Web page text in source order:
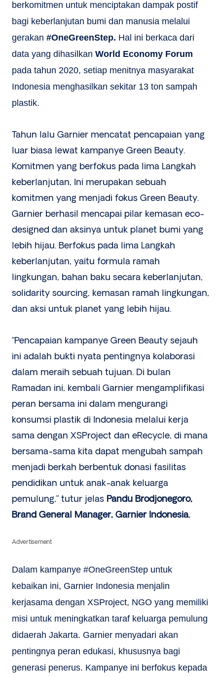
berkomitmen untuk menciptakan dampak postif
bagi keberlanjutan bumi dan manusia melalui
gerakan #OneGreenStep. Hal ini berkaca dari
data yang dihasilkan World Economy Forum
pada tahun 2020, setiap menitnya masyarakat
Indonesia menghasilkan sekitar 13 ton sampah
plastik.
Tahun lalu Garnier mencatat pencapaian yang
luar biasa lewat kampanye Green Beauty.
Komitmen yang berfokus pada lima Langkah
keberlanjutan, Ini merupakan sebuah
komitmen yang menjadi fokus Green Beauty.
Garnier berhasil mencapai pilar kemasan eco-
designed dan aksinya untuk planet bumi yang
lebih hijau. Berfokus pada lima Langkah
keberlanjutan, yaitu formula ramah
lingkungan, bahan baku secara keberlanjutan,
solidarity sourcing, kemasan ramah lingkungan,
dan aksi untuk planet yang lebih hijau.
“Pencapaian kampanye Green Beauty sejauh
ini adalah bukti nyata pentingnya kolaborasi
dalam meraih sebuah tujuan. Di bulan
Ramadan ini, kembali Garnier mengamplifikasi
peran bersama ini dalam mengurangi
konsumsi plastik di Indonesia melalui kerja
sama dengan XSProject dan eRecycle, di mana
bersama-sama kita dapat mengubah sampah
menjadi berkah berbentuk donasi fasilitas
pendidikan untuk anak-anak keluarga
pemulung,” tutur jelas Pandu Brodjonegoro,
Brand General Manager, Garnier Indonesia.
Advertisement
Dalam kampanye #OneGreenStep untuk
kebaikan ini, Garnier Indonesia menjalin
kerjasama dengan XSProject, NGO yang memiliki
misi untuk meningkatkan taraf keluarga pemulung
didaerah Jakarta. Garnier menyadari akan
pentingnya peran edukasi, khususnya bagi
generasi penerus. Kampanye ini berfokus kepada